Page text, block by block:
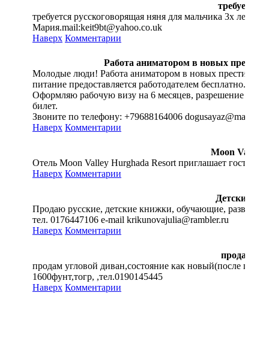
требуется
требуется русскоговорящая няня для мальчика 3х лет в
Мария.mail:keit9bt@yahoo.co.uk
Наверх Комментарии
Работа аниматором в новых
Молодые люди! Работа аниматором в новых
питание предоставляется работодателем бесплатно.
Оформляю рабочую визу на 6 месяцев, разрешение на
билет.
Звоните по телефону: +79688164006 dogusayaz@mail.ru
Наверх Комментарии
Moon Valley
Отель Moon Valley Hurghada Resort приглашает
Наверх Комментарии
Детские
Продаю русские, детские книжки, обучающие,
тел. 0176447106 e-mail krikunovajulia@rambler.ru
Наверх Комментарии
продам
продам угловой диван,состояние как новый(после
1600фунт,тогр, ,тел.0190145445
Наверх Комментарии